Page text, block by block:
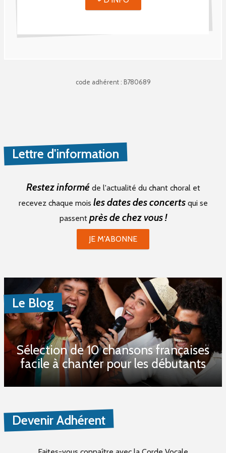
code adhérent : B780689
Lettre d'information
Restez informé de l'actualité du chant choral et
recevez chaque mois les dates des concertsqui se
passent près de chez vous !
JE M'ABONNE
Le Blog
Sélection de 10 chansons françaises
facile à chanter pour les débutants
Devenir Adhérent